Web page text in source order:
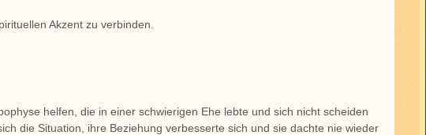
Akzent zu verbinden.
helfen, die in einer schwierigen Ehe lebte und sich nicht scheiden
die Situation, ihre Beziehung verbesserte sich und sie dachte nie wieder